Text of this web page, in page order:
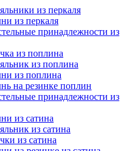
из перкаля
из перкаля
принадлежности из
из поплина
из поплина
из поплина
на резинке поплин
принадлежности из
из сатина
из сатина
из сатина